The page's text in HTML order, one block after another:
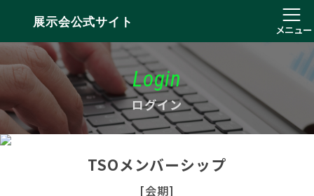
展示会公式サイト
メニュー
Login
ログイン
TSOメンバーシップ
[会期]